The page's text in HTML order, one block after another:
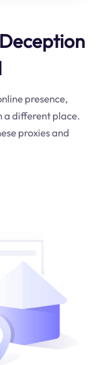
presence,
a different place.
proxies and